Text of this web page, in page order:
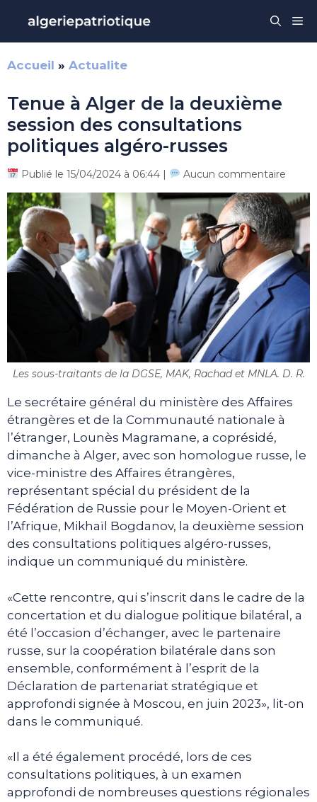
contenu
Accueil » Actualite
Tenue à Alger de la deuxième
session des consultations
politiques algéro-russes
Publié le 15/04/2024 à 06:44 | Aucun commentaire
Les sous-traitants de la DGSE, MAK, Rachad et MNLA. D. R.
Le secrétaire général du ministère des Affaires
étrangères et de la Communauté nationale à
l’étranger, Lounès Magramane, a coprésidé,
dimanche à Alger, avec son homologue russe, le
vice-ministre des Affaires étrangères,
représentant spécial du président de la
Fédération de Russie pour le Moyen-Orient et
l’Afrique, Mikhaïl Bogdanov, la deuxième session
des consultations politiques algéro-russes,
indique un communiqué du ministère.
«Cette rencontre, qui s’inscrit dans le cadre de la
concertation et du dialogue politique bilatéral, a
été l’occasion d’échanger, avec le partenaire
russe, sur la coopération bilatérale dans son
ensemble, conformément à l’esprit de la
Déclaration de partenariat stratégique et
approfondi signée à Moscou, en juin 2023», lit-on
dans le communiqué.
«Il a été également procédé, lors de ces
consultations politiques, à un examen
approfondi de nombreuses questions régionales